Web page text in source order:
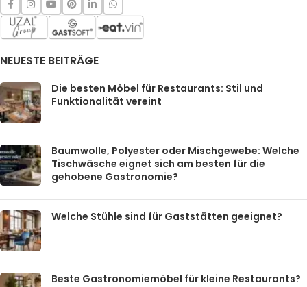
NEUESTE BEITRÄGE
Die besten Möbel für Restaurants: Stil und
Funktionalität vereint
Baumwolle, Polyester oder Mischgewebe: Welche
Tischwäsche eignet sich am besten für die
gehobene Gastronomie?
Welche Stühle sind für Gaststätten geeignet?
Beste Gastronomiemöbel für kleine Restaurants?